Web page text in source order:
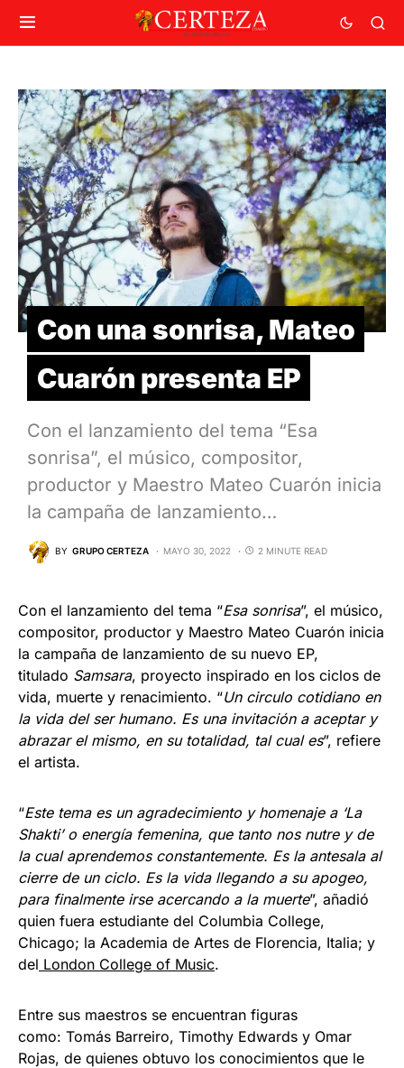
Con una sonrisa, Mateo
Cuarón presenta EP
Con el lanzamiento del tema “Esa
sonrisa”, el músico, compositor,
productor y Maestro Mateo Cuarón inicia
la campaña de lanzamiento…
BY GRUPO CERTEZA MAYO 30, 2022 2 MINUTE READ
Con el lanzamiento del tema “Esa sonrisa”, el músico,
compositor, productor y Maestro Mateo Cuarón inicia
la campaña de lanzamiento de su nuevo EP,
titulado Samsara, proyecto inspirado en los ciclos de
vida, muerte y renacimiento. “Un circulo cotidiano en
la vida del ser humano. Es una invitación a aceptar y
abrazar el mismo, en su totalidad, tal cual es”, refiere
el artista.
“Este tema es un agradecimiento y homenaje a ‘La
Shakti’ o energía femenina, que tanto nos nutre y de
la cual aprendemos constantemente. Es la antesala al
cierre de un ciclo. Es la vida llegando a su apogeo,
para finalmente irse acercando a la muerte”, añadió
quien fuera estudiante del Columbia College,
Chicago; la Academia de Artes de Florencia, Italia; y
del London College of Music.
Entre sus maestros se encuentran figuras
como: Tomás Barreiro, Timothy Edwards y Omar
Rojas, de quienes obtuvo los conocimientos que le